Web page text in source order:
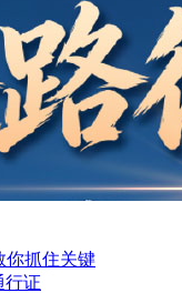
你抓住关键
行证